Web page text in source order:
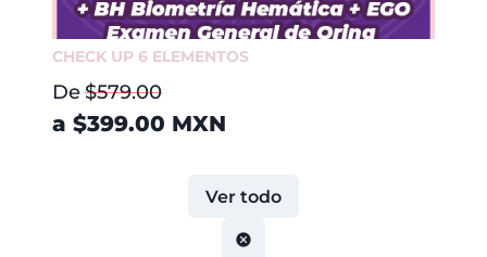
CHECK UP 6 ELEMENTOS
De$579.00
a $399.00 MXN
Ver todo